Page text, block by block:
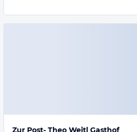
Zur Post- Theo Weitl Gasthof